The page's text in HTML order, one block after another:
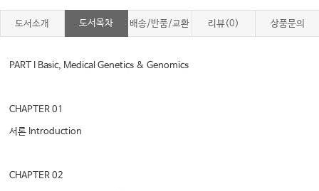
도서소개 도서목차 배송/반품/교환 리뷰(0) 상품문의
PART I Basic, Medical Genetics & Genomics
CHAPTER 01
서론 Introduction
CHAPTER 02